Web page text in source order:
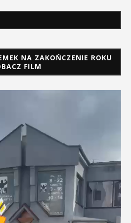
NA ZAKOŃCZENIE ROKU
FILM